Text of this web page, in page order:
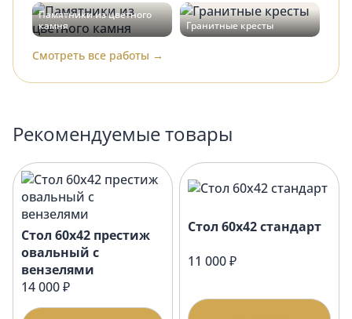
Памятники из цветного
камня
Гранитные кресты
Смотреть все работы →
Рекомендуемые товары
Стол 60х42 престиж
овальный с
вензелями
14 000 ₽
Стол 60х42 стандарт
11 000 ₽